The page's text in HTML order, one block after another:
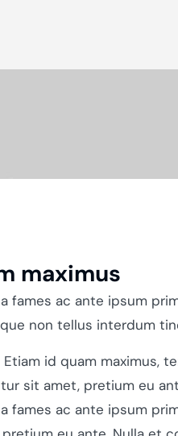
maximus
fames ac ante ipsum
non tellus interdum
id quam maximus,
sit amet, pretium eu
fames ac ante ipsum